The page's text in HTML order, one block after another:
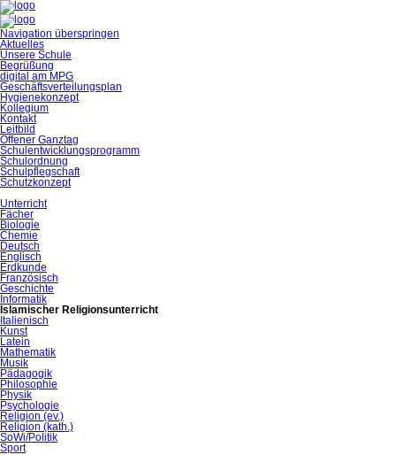
Navigation überspringen
Aktuelles
Unsere Schule
Begrüßung
digital am MPG
Geschäftsverteilungsplan
Hygienekonzept
Kollegium
Kontakt
Leitbild
Offener Ganztag
Schulentwicklungsprogramm
Schulordnung
Schulpflegschaft
Schutzkonzept
Unterricht
Fächer
Biologie
Chemie
Deutsch
Englisch
Erdkunde
Französisch
Geschichte
Informatik
Islamischer Religionsunterricht
Italienisch
Kunst
Latein
Mathematik
Musik
Pädagogik
Philosophie
Physik
Psychologie
Religion (ev.)
Religion (kath.)
SoWi/Politik
Sport